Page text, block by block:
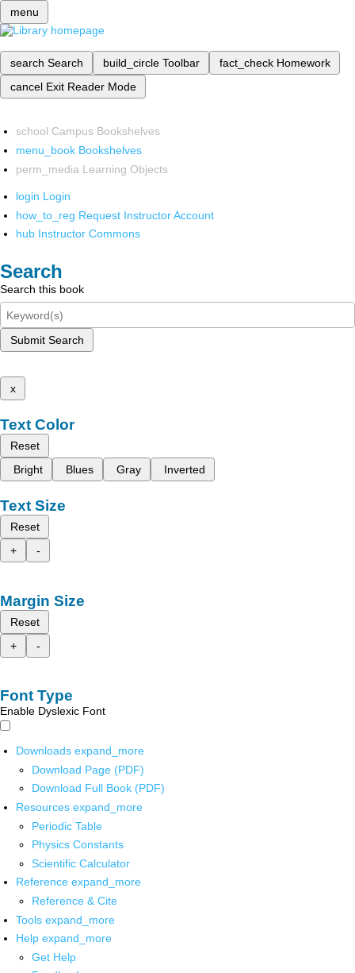
menu
search Search build_circle Toolbar fact_check Homework
cancel Exit Reader Mode
school Campus Bookshelves
menu_book Bookshelves
perm_media Learning Objects
login Login
how_to_reg Request Instructor Account
hub Instructor Commons
Search
Search this book
Submit Search
x
Text Color
Reset
Bright
Blues Gray Inverted
Text Size
Reset
+
-
Margin Size
Reset
+
-
Font Type
Enable Dyslexic Font
Downloads expand_more
Download Page (PDF)
Download Full Book (PDF)
Resources expand_more
Periodic Table
Physics Constants
Scientific Calculator
Reference expand_more
Reference & Cite
Tools expand_more
Help expand_more
Get Help